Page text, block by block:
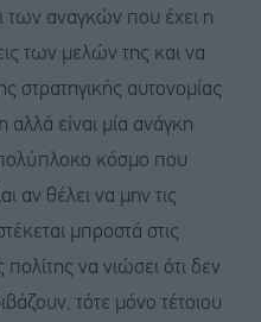
των αναγκών που έχει η
των μελών της και να
στρατηγικής αυτονομίας
αλλά είναι μία ανάγκη
κόσμο που
αν θέλει να μην τις
μπροστά στις
να νιώσει ότι δεν
τότε μόνο τέτοιου